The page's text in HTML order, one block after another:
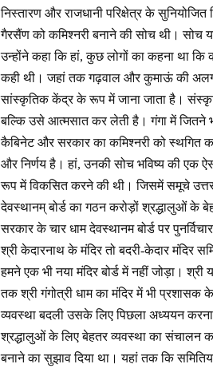
निस्तारण और राजधानी परिक्षेत्र के
गैरसैंण को कमिश्नरी बनाने की सोच थी। सोच
उन्होंने कहा कि हां, कुछ लोगों का कहना था कि
कही थी। जहां तक गढ़वाल और कुमाऊं की
सांस्कृतिक केंद्र के रूप में जाना जाता है।
बल्कि उसे आत्मसात कर लेती है। गंगा में जितने
कैबिनेट और सरकार का कमिश्नरी को स्थगित
और निर्णय है। हां, उनकी सोच भविष्य की
रूप में विकसित करने की थी। जिसमें समूचे
देवस्थानम् बोर्ड का गठन करोड़ों श्रद्धालुओं के
सरकार के चार धाम देवस्थानम बोर्ड पर
श्री केदारनाथ के मंदिर तो बदरी-केदार
हमने एक भी नया मंदिर बोर्ड में नहीं जोड़ा।
तक श्री गंगोत्री धाम का मंदिर में भी
व्यवस्था बदली उसके लिए पिछला अध्ययन
श्रद्धालुओं के लिए बेहतर व्यवस्था का संचालन
बनाने का सुझाव दिया था। यहां तक कि